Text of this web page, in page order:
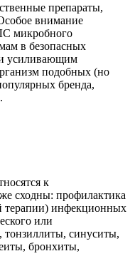
препараты,
внимание
микробного
в безопасных
усиливающим
подобных (но
бренда,
к
сходны: профилактика
терапии) инфекционных
или
синуситы,
бронхиты,